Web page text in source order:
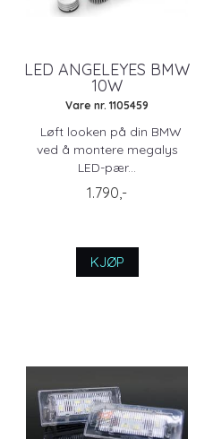
LED ANGELEYES BMW
10W
Vare nr. 1105459
Løft looken på din BMW
ved å montere megalys
LED-pær...
1.790,-
KJØP